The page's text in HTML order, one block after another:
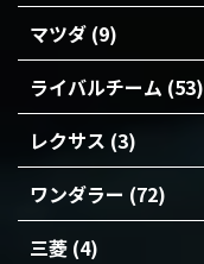
マツダ (9)
ライバルチーム (53)
レクサス (3)
ワンダラー (72)
三菱 (4)